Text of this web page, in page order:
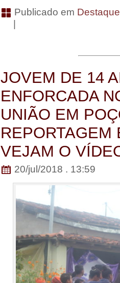
Publicado em
JOVEM DE 14
ENFORCADA
UNIÃO EM
REPORTAGEM
VEJAM O
20/jul/2018 . 13:59